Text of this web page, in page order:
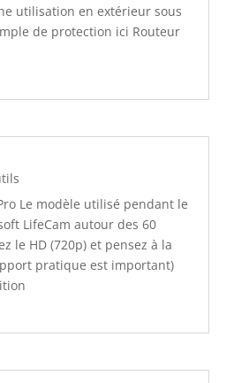
utilisation en extérieur sous
de protection ici Routeur
Le modèle utilisé pendant le
LifeCam autour des 60
le HD (720p) et pensez à la
pratique est important)